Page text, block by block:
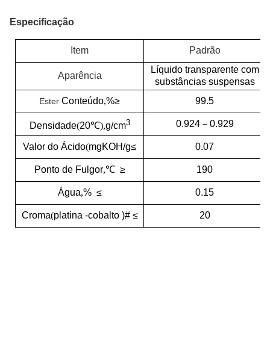
Especificação
Item Padrão
Aparência
Líquido transparente com
substâncias suspensas
Ester Conteúdo,%≥ 99.5
Densidade(20℃),g/cm3 0.924－ 0.929
Valor do Ácido(mgKOH/g≤ 0.07
Ponto de Fulgor,℃ ≥ 190
Água,% ≤ 0.15
Croma(platina -cobalto )# ≤ 20